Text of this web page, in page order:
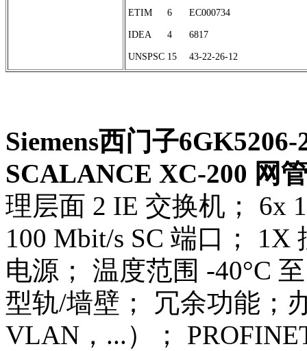
ETIM 6 EC000734
IDEA 4 6817
UNSPSC 15 43-22-26-12
Siemens西门子
SCALANCE XC-200 网
理层面 2 IE 交换机； 6x
100 Mbit/s SC 端口；
电源； 温度范围 -40°C
型轨/墙壁； 冗余功能；
VLAN，...）；